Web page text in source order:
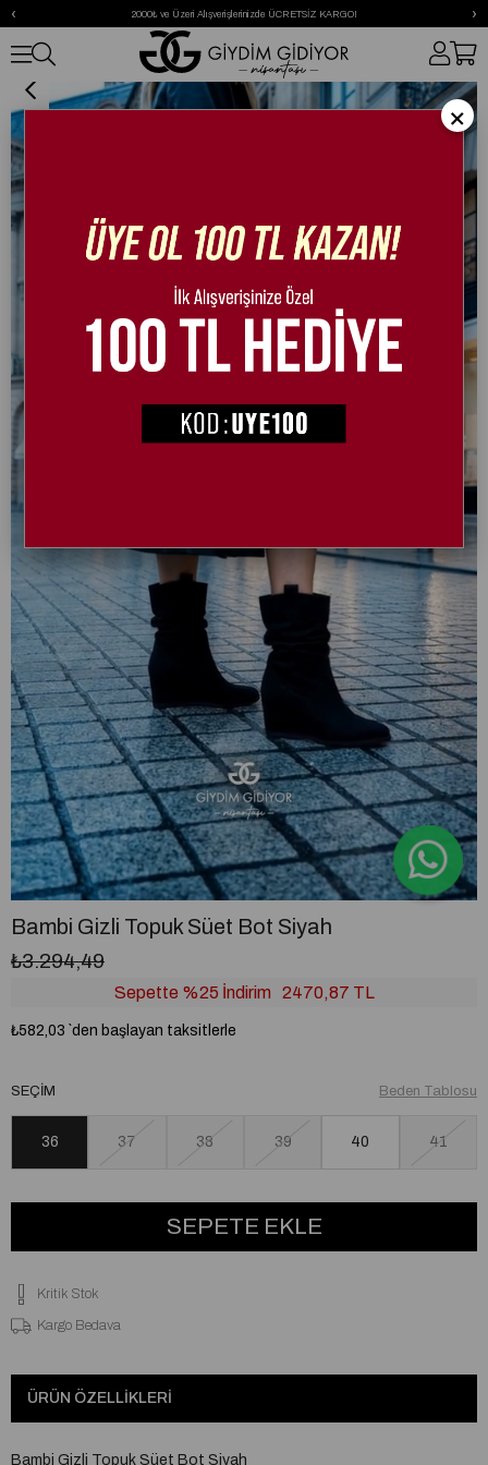
2000₺ ve Üzeri Alışverişlerinizde ÜCRETSİZ KARGO!
‹ ›
Bambi Gizli Topuk Süet Bot Siyah
Bambi Gizli Topuk Süet Bot Siyah
₺3.294,49
Sepette %25 İndirim 2470,87 TL
₺582,03 `den başlayan taksitlerle
Beden Tablosu
SEÇIM
36 37 38 39 40 41
Kritik Stok
Kargo Bedava
ÜRÜN ÖZELLIKLERI
Bambi Gizli Topuk Süet Bot Siyah
×